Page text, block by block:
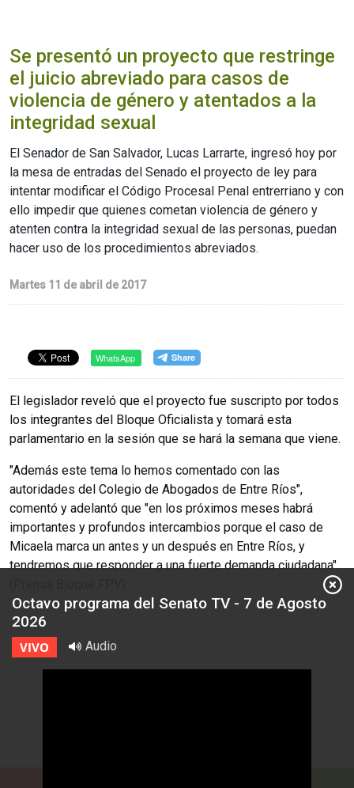
Se presentó un proyecto que restringe
el juicio abreviado para casos de
violencia de género y atentados a la
integridad sexual
El Senador de San Salvador, Lucas Larrarte, ingresó hoy por
la mesa de entradas del Senado el proyecto de ley para
intentar modificar el Código Procesal Penal entrerriano y con
ello impedir que quienes cometan violencia de género y
atenten contra la integridad sexual de las personas, puedan
hacer uso de los procedimientos abreviados.
Martes 11 de abril de 2017
WhatsApp
El legislador reveló que el proyecto fue suscripto por todos
los integrantes del Bloque Oficialista y tomará esta
parlamentario en la sesión que se hará la semana que viene.
"Además este tema lo hemos comentado con las
autoridades del Colegio de Abogados de Entre Ríos",
comentó y adelantó que "en los próximos meses habrá
importantes y profundos intercambios porque el caso de
Micaela marca un antes y un después en Entre Ríos, y
tendremos que responder a una fuerte demanda ciudadana".
Octavo programa del Senato TV - 7 de Agosto
2026
VIVO Audio